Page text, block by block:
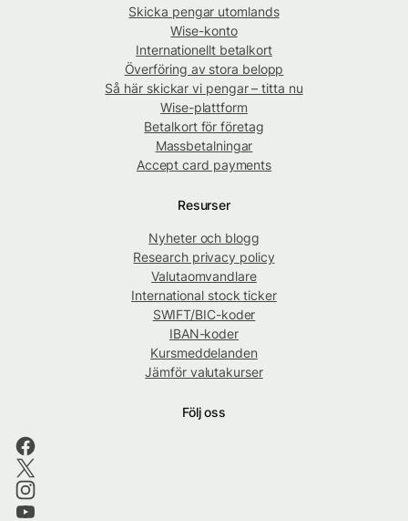
Skicka pengar utomlands
Wise-konto
Internationellt betalkort
Överföring av stora belopp
Så här skickar vi pengar – titta nu
Wise-plattform
Betalkort för företag
Massbetalningar
Accept card payments
Resurser
Nyheter och blogg
Research privacy policy
Valutaomvandlare
International stock ticker
SWIFT/BIC-koder
IBAN-koder
Kursmeddelanden
Jämför valutakurser
Följ oss